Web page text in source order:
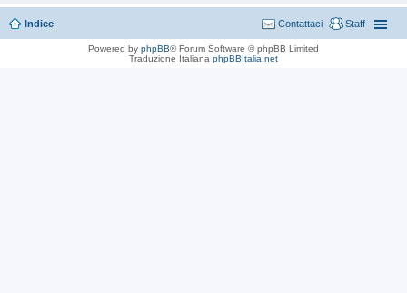
Indice Staff
Contattaci
Powered by phpBB® Forum Software © phpBB Limited
Traduzione Italiana phpBBItalia.net